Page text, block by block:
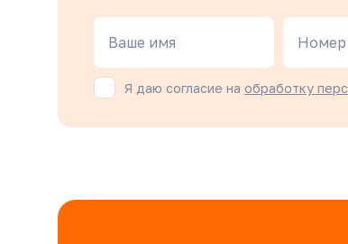
Ваше имя Номер
Я даю согласие на обработку